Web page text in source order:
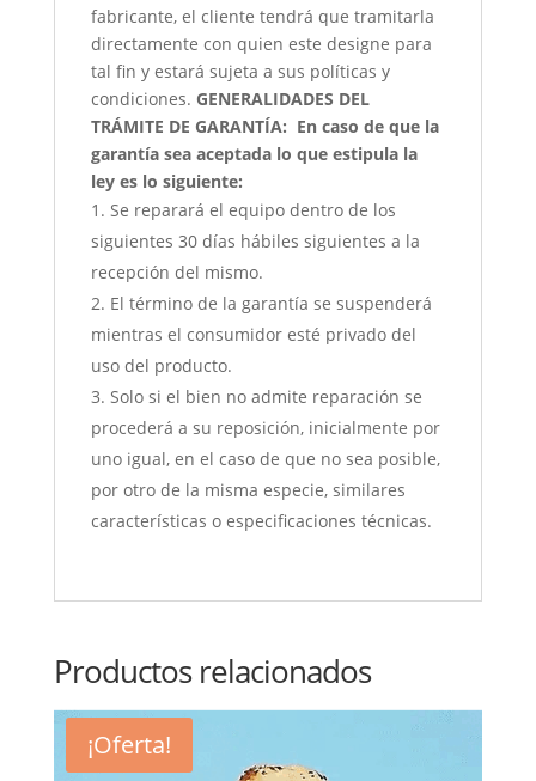
fabricante, el cliente tendrá que tramitarla
directamente con quien este designe para
tal fin y estará sujeta a sus políticas y
condiciones. GENERALIDADES DEL
TRÁMITE DE GARANTÍA: En caso de que la
garantía sea aceptada lo que estipula la
ley es lo siguiente:
Se reparará el equipo dentro de los
siguientes 30 días hábiles siguientes a la
recepción del mismo.
El término de la garantía se suspenderá
mientras el consumidor esté privado del
uso del producto.
Solo si el bien no admite reparación se
procederá a su reposición, inicialmente por
uno igual, en el caso de que no sea posible,
por otro de la misma especie, similares
características o especificaciones técnicas.
Productos relacionados
¡Oferta!